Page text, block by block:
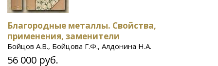
Благородные металлы. Свойства,
применения, заменители
Бойцов А.В., Бойцова Г.Ф., Алдонина Н.А.
56 000 руб.